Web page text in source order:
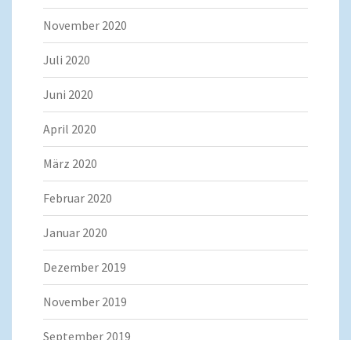
November 2020
Juli 2020
Juni 2020
April 2020
März 2020
Februar 2020
Januar 2020
Dezember 2019
November 2019
September 2019